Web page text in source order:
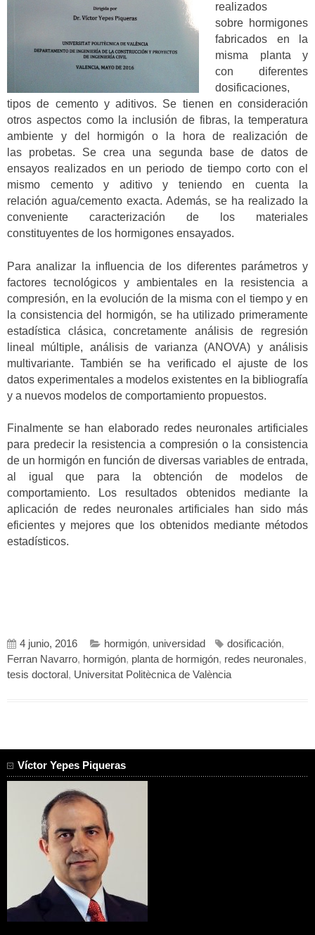
realizados
sobre hormigones
fabricados en la
misma planta y
con diferentes
dosificaciones,
tipos de cemento y aditivos. Se tienen en consideración
otros aspectos como la inclusión de fibras, la temperatura
ambiente y del hormigón o la hora de realización de
las probetas. Se crea una segunda base de datos de
ensayos realizados en un periodo de tiempo corto con el
mismo cemento y aditivo y teniendo en cuenta la
relación agua/cemento exacta. Además, se ha realizado la
conveniente caracterización de los materiales
constituyentes de los hormigones ensayados.
Para analizar la influencia de los diferentes parámetros y
factores tecnológicos y ambientales en la resistencia a
compresión, en la evolución de la misma con el tiempo y en
la consistencia del hormigón, se ha utilizado primeramente
estadística clásica, concretamente análisis de regresión
lineal múltiple, análisis de varianza (ANOVA) y análisis
multivariante. También se ha verificado el ajuste de los
datos experimentales a modelos existentes en la bibliografía
y a nuevos modelos de comportamiento propuestos.
Finalmente se han elaborado redes neuronales artificiales
para predecir la resistencia a compresión o la consistencia
de un hormigón en función de diversas variables de entrada,
al igual que para la obtención de modelos de
comportamiento. Los resultados obtenidos mediante la
aplicación de redes neuronales artificiales han sido más
eficientes y mejores que los obtenidos mediante métodos
estadísticos.
4 junio, 2016 hormigón, universidad dosificación,
Ferran Navarro, hormigón, planta de hormigón, redes neuronales,
tesis doctoral , Universitat Politècnica de València
Víctor Yepes Piqueras